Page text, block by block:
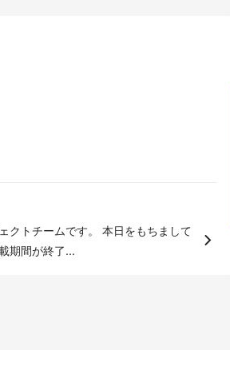
す。 本日をもちまして
期間が終了...